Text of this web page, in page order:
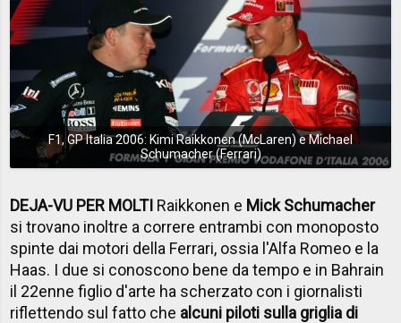
F1, GP Italia 2006: Kimi Raikkonen (McLaren) e Michael
Schumacher (Ferrari)
DEJA-VU PER MOLTI Raikkonen e Mick Schumacher
si trovano inoltre a correre entrambi con monoposto
spinte dai motori della Ferrari, ossia l'Alfa Romeo e la
Haas. I due si conoscono bene da tempo e in Bahrain
il 22enne figlio d'arte ha scherzato con i giornalisti
riflettendo sul fatto che alcuni piloti sulla griglia di